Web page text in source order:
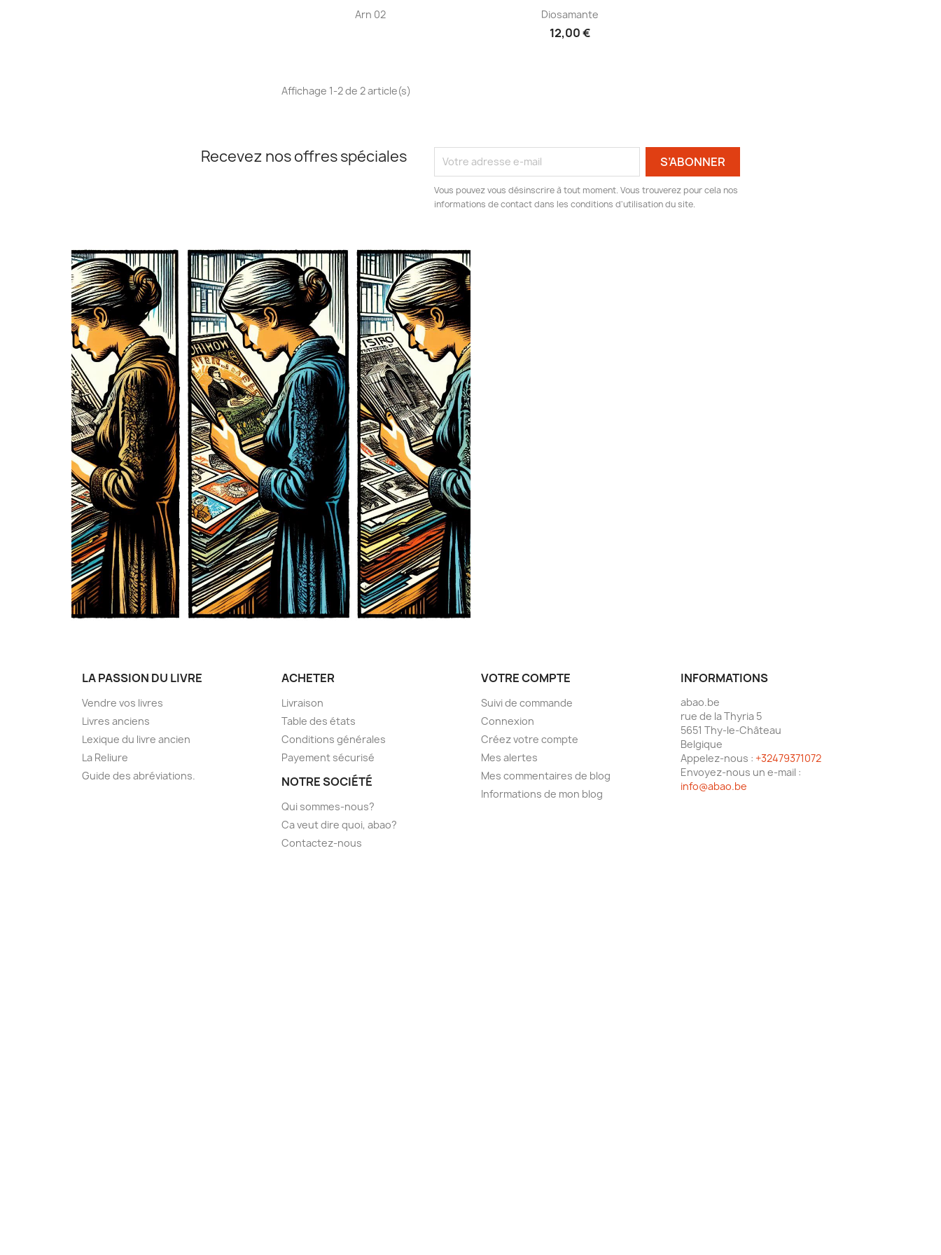
Aperçu rapide
Arn 02 Aperçu rapide
Diosamante
12,00 €
Affichage 1-2 de 2 article(s)
Recevez nos offres spéciales
Vous pouvez vous désinscrire à tout moment. Vous trouverez pour cela nos
informations de contact dans les conditions d'utilisation du site.
LA PASSION DU LIVRE
Vendre vos livres
Livres anciens
Lexique du livre ancien
La Reliure
Guide des abréviations.
ACHETER
Livraison
Table des états
Conditions générales
Payement sécurisé
NOTRE SOCIÉTÉ
Qui sommes-nous?
Ca veut dire quoi, abao?
Contactez-nous
VOTRE COMPTE
Suivi de commande
Connexion
Créez votre compte
Mes alertes
Mes commentaires de blog
Informations de mon blog
INFORMATIONS
abao.be
rue de la Thyria 5
5651 Thy-le-Château
Belgique
Appelez-nous : +32479371072
Envoyez-nous un e-mail :
info@abao.be